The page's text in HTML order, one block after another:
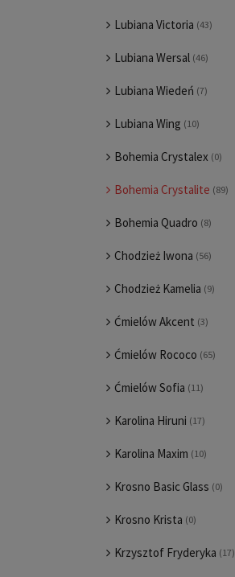
Lubiana Victoria (43)
Lubiana Wersal (46)
Lubiana Wiedeń (7)
Lubiana Wing (10)
Bohemia Crystalex (0)
Bohemia Crystalite (89)
Bohemia Quadro (8)
Chodzież Iwona (56)
Chodzież Kamelia (9)
Ćmielów Akcent (3)
Ćmielów Rococo (65)
Ćmielów Sofia (11)
Karolina Hiruni (17)
Karolina Maxim (10)
Krosno Basic Glass (0)
Krosno Krista (0)
Krzysztof Fryderyka (17)